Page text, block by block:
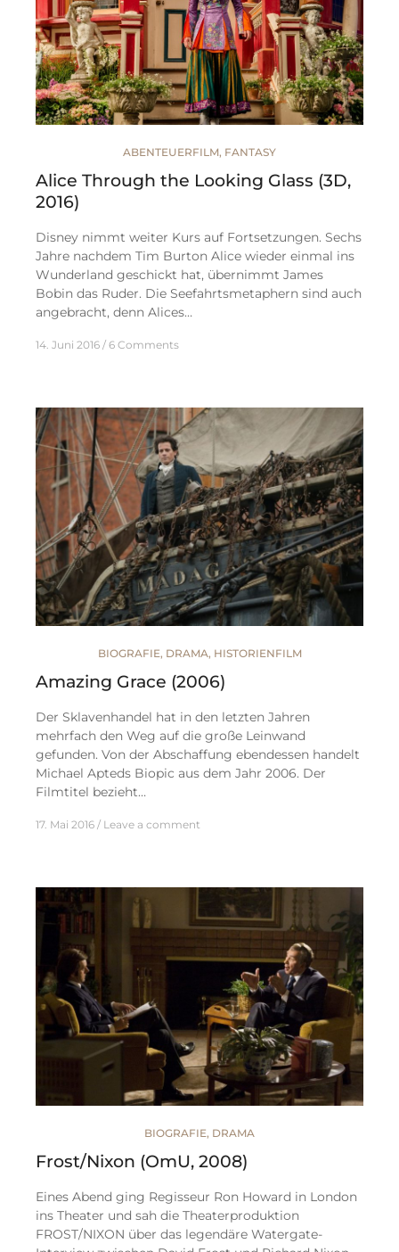
ABENTEUERFILM, FANTASY
Alice Through the Looking Glass (3D,
2016)
Disney nimmt weiter Kurs auf Fortsetzungen. Sechs
Jahre nachdem Tim Burton Alice wieder einmal ins
Wunderland geschickt hat, übernimmt James
Bobin das Ruder. Die Seefahrtsmetaphern sind auch
angebracht, denn Alices…
14. Juni 2016 6 Comments
BIOGRAFIE, DRAMA, HISTORIENFILM
Amazing Grace (2006)
Der Sklavenhandel hat in den letzten Jahren
mehrfach den Weg auf die große Leinwand
gefunden. Von der Abschaffung ebendessen handelt
Michael Apteds Biopic aus dem Jahr 2006. Der
Filmtitel bezieht…
17. Mai 2016 Leave a comment
BIOGRAFIE, DRAMA
Frost/Nixon (OmU, 2008)
Eines Abend ging Regisseur Ron Howard in London
ins Theater und sah die Theaterproduktion
FROST/NIXON über das legendäre Watergate-